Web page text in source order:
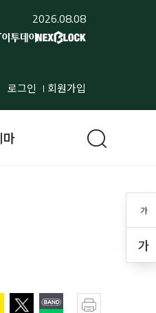
2026.08.08
로그인 회원가입
가
가
마